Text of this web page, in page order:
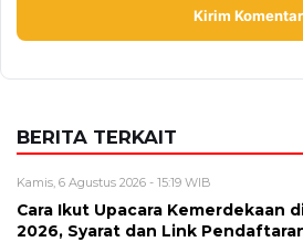
Cara Ikut Upacara Kemerdekaan
Suara, WAKEONE Ungkap Kondisi
Selasa, 4 Agustus 2026 - 13:45 WIB
Sinopsis Reborn Rookie, Drama
Plot Tak Terduga yang Bikin